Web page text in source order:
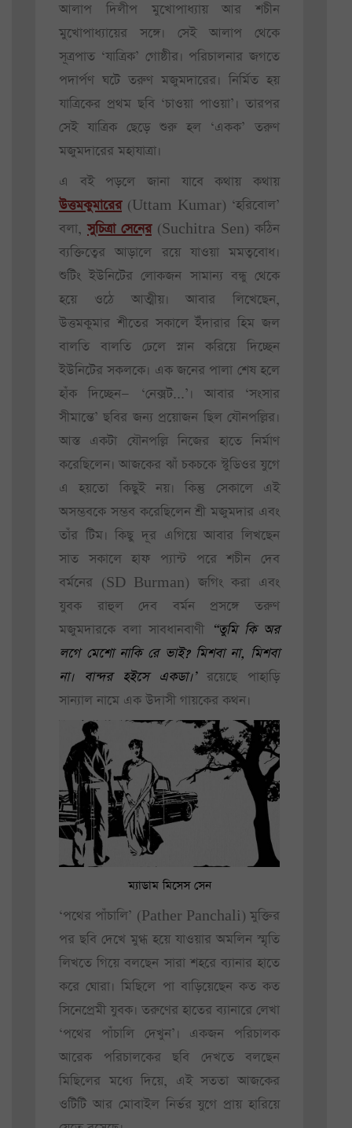
আলাপ দিলীপ মুখোপাধ্যায় আর শচীন
মুখোপাধ্যায়ের সঙ্গে। সেই আলাপ থেকে
সূত্রপাত ‘যাত্রিক’ গোষ্ঠীর। পরিচালনার জগতে
পদার্পণ ঘটে তরুণ মজুমদারের। নির্মিত হয়
যাত্রিকের প্রথম ছবি ‘চাওয়া পাওয়া’। তারপর
সেই যাত্রিক ছেড়ে শুরু হল ‘একক’ তরুণ
মজুমদারের মহাযাত্রা।
এ বই পড়লে জানা যাবে কথায় কথায়
উত্তমকুমারের(Uttam Kumar) ‘হরিবোল’
বলা, সুচিত্রা সেনের(Suchitra Sen) কঠিন
ব্যক্তিত্বের আড়ালে রয়ে যাওয়া মমত্ববোধ।
শুটিং ইউনিটের লোকজন সামান্য বন্ধু থেকে
হয়ে ওঠে আত্মীয়। আবার লিখেছেন,
উত্তমকুমার শীতের সকালে ইঁদারার হিম জল
বালতি বালতি ঢেলে স্নান করিয়ে দিচ্ছেন
ইউনিটের সকলকে। এক জনের পালা শেষ হলে
হাঁক দিচ্ছেন— ‘নেক্সট...’। আবার ‘সংসার
সীমান্তে’ ছবির জন্য প্রয়োজন ছিল যৌনপল্লির।
আস্ত একটা যৌনপল্লি নিজের হাতে নির্মাণ
করেছিলেন। আজকের ঝাঁ চকচকে স্টুডিওর যুগে
এ হয়তো কিছুই নয়। কিন্তু সেকালে এই
অসম্ভবকে সম্ভব করেছিলেন শ্রী মজুমদার এবং
তাঁর টিম। কিছু দূর এগিয়ে আবার লিখছেন
সাত সকালে হাফ প্যান্ট পরে শচীন দেব
বর্মনের (SD Burman) জগিং করা এবং
যুবক রাহুল দেব বর্মন প্রসঙ্গে তরুণ
মজুমদারকে বলা সাবধানবাণী “তুমি কি অর
লগে মেশো নাকি রে ভাই? মিশবা না, মিশবা
না। বান্দর হইসে একডা।’রয়েছে পাহাড়ি
সান্যাল নামে এক উদাসী গায়কের কথন।
ম্যাডাম মিসেস সেন
‘পথের পাঁচালি’ (Pather Panchali) মুক্তির
পর ছবি দেখে মুগ্ধ হয়ে যাওয়ার অমলিন স্মৃতি
লিখতে গিয়ে বলছেন সারা শহরে ব্যানার হাতে
করে ঘোরা। মিছিলে পা বাড়িয়েছেন কত কত
সিনেপ্রেমী যুবক। তরুণের হাতের ব্যানারে লেখা
‘পথের পাঁচালি দেখুন’। একজন পরিচালক
আরেক পরিচালকের ছবি দেখতে বলছেন
মিছিলের মধ্যে দিয়ে, এই সততা আজকের
ওটিটি আর মোবাইল নির্ভর যুগে প্রায় হারিয়ে